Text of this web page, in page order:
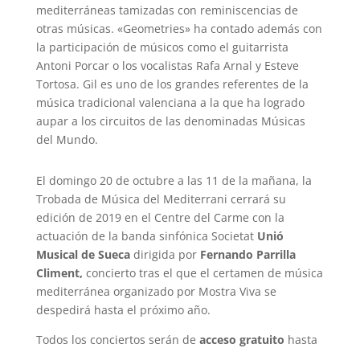
mediterráneas tamizadas con reminiscencias de
otras músicas. «Geometries» ha contado además con
la participación de músicos como el guitarrista
Antoni Porcar o los vocalistas Rafa Arnal y Esteve
Tortosa. Gil es uno de los grandes referentes de la
música tradicional valenciana a la que ha logrado
aupar a los circuitos de las denominadas Músicas
del Mundo.
El domingo 20 de octubre a las 11 de la mañana, la
Trobada de Música del Mediterrani cerrará su
edición de 2019 en el Centre del Carme con la
actuación de la banda sinfónica Societat Unió
Musical de Suecadirigida por Fernando Parrilla
Climent, concierto tras el que el certamen de música
mediterránea organizado por Mostra Viva se
despedirá hasta el próximo año.
Todos los conciertos serán de acceso gratuito hasta